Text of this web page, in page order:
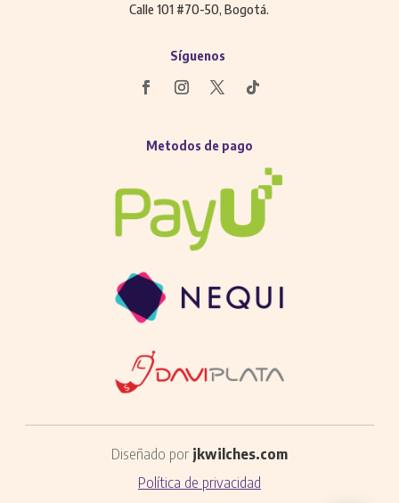
Calle 101 #70-50, Bogotá.
Síguenos
Metodos de pago
Diseñado por jkwilches.com
Política de privacidad